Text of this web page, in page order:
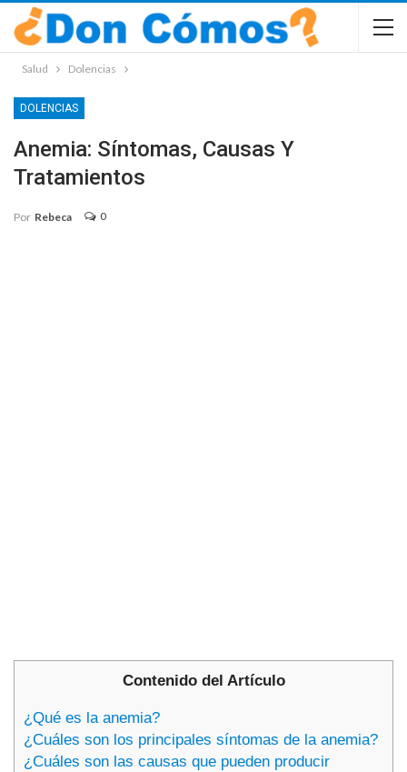
Salud Dolencias
DOLENCIAS
Anemia: Síntomas, Causas Y
Tratamientos
Por Rebeca 0
Contenido del Artículo
¿Qué es la anemia?
¿Cuáles son los principales síntomas de la anemia?
¿Cuáles son las causas que pueden producir